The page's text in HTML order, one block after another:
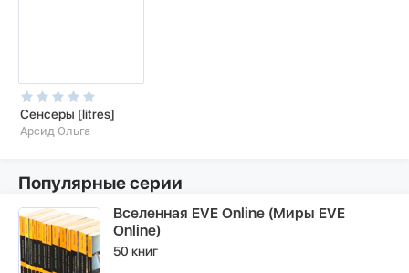
Сенсеры [litres]
Арсид Ольга
Популярные серии
Вселенная EVE Online (Миры EVE
Online)
50 книг